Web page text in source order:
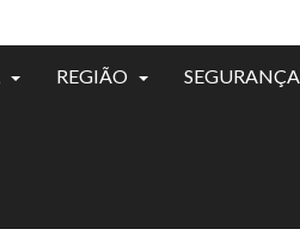
REGIÃO SEGURANÇA